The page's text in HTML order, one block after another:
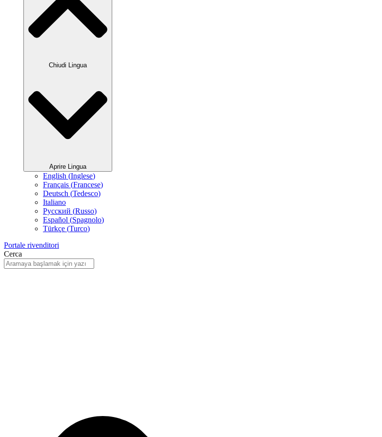
Chiudi Lingua
Aprire Lingua
English (Inglese)
Français (Francese)
Deutsch (Tedesco)
Italiano
Русский (Russo)
Español (Spagnolo)
Türkçe (Turco)
Portale rivenditori
Cerca